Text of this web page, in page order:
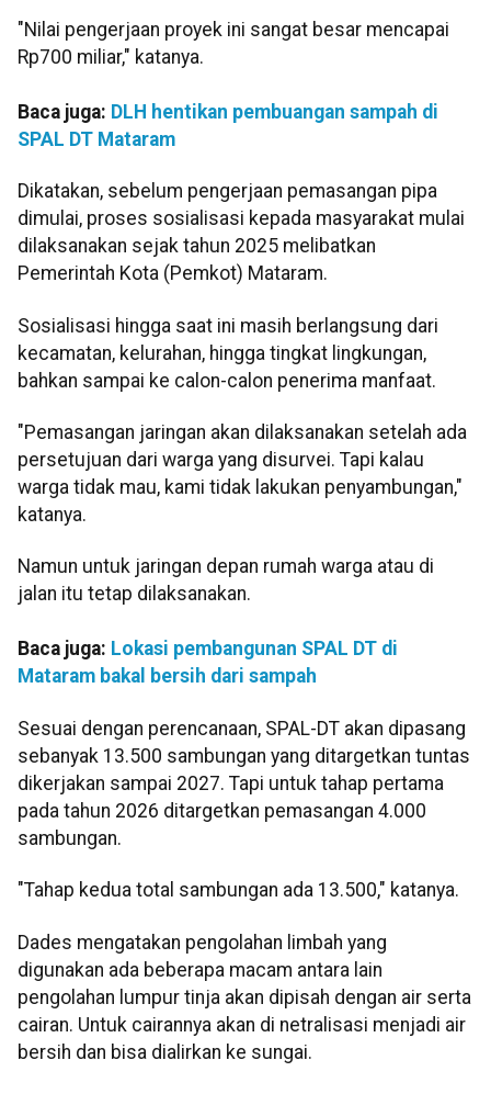
"Nilai pengerjaan proyek ini sangat besar mencapai
Rp700 miliar," katanya.
Baca juga: DLH hentikan pembuangan sampah di
SPAL DT Mataram
Dikatakan, sebelum pengerjaan pemasangan pipa
dimulai, proses sosialisasi kepada masyarakat mulai
dilaksanakan sejak tahun 2025 melibatkan
Pemerintah Kota (Pemkot) Mataram.
Sosialisasi hingga saat ini masih berlangsung dari
kecamatan, kelurahan, hingga tingkat lingkungan,
bahkan sampai ke calon-calon penerima manfaat.
"Pemasangan jaringan akan dilaksanakan setelah ada
persetujuan dari warga yang disurvei. Tapi kalau
warga tidak mau, kami tidak lakukan penyambungan,"
katanya.
Namun untuk jaringan depan rumah warga atau di
jalan itu tetap dilaksanakan.
Baca juga: Lokasi pembangunan SPAL DT di
Mataram bakal bersih dari sampah
Sesuai dengan perencanaan, SPAL-DT akan dipasang
sebanyak 13.500 sambungan yang ditargetkan tuntas
dikerjakan sampai 2027. Tapi untuk tahap pertama
pada tahun 2026 ditargetkan pemasangan 4.000
sambungan.
"Tahap kedua total sambungan ada 13.500," katanya.
Dades mengatakan pengolahan limbah yang
digunakan ada beberapa macam antara lain
pengolahan lumpur tinja akan dipisah dengan air serta
cairan. Untuk cairannya akan di netralisasi menjadi air
bersih dan bisa dialirkan ke sungai.